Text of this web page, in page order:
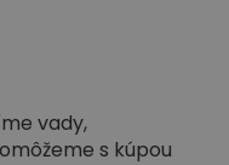
vady,
s kúpou